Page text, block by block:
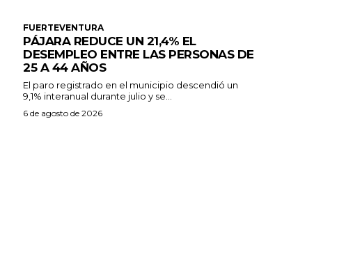
FUERTEVENTURA
PÁJARA REDUCE UN 21,4% EL
DESEMPLEO ENTRE LAS PERSONAS DE
25 A 44 AÑOS
El paro registrado en el municipio descendió un
9,1% interanual durante julio y se...
6 de agosto de 2026